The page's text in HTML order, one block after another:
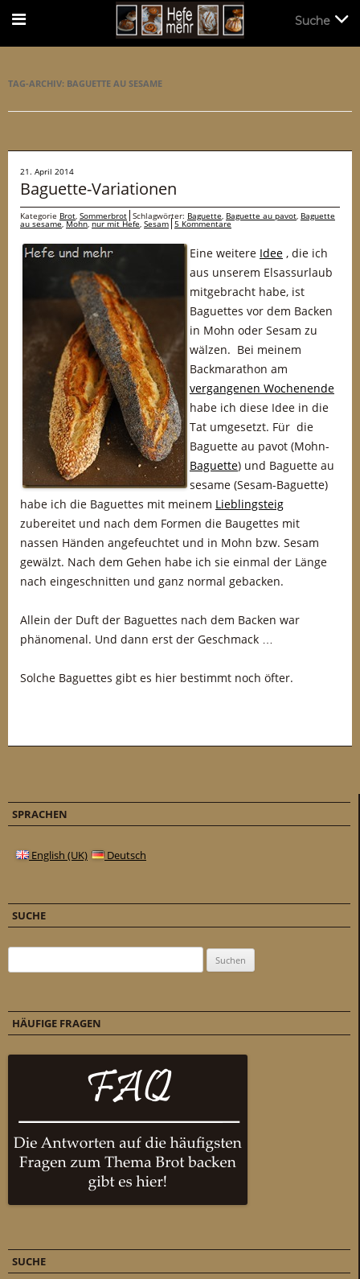
TAG-ARCHIV: BAGUETTE AU SESAME
21. April 2014
Baguette-Variationen
Kategorie Brot, Sommerbrot Schlagwörter: Baguette, Baguette au pavot, Baguette
au sesame,Mohn,nur mit Hefe, Sesam 5 Kommentare
Eine weitere Idee , die ich
aus unserem Elsassurlaub
mitgebracht habe, ist
Baguettes vor dem Backen
in Mohn oder Sesam zu
wälzen. Bei meinem
Backmarathon am
vergangenen Wochenende
habe ich diese Idee in die
Tat umgesetzt. Für die
Baguette au pavot (Mohn-
Baguette) und Baguette au
sesame (Sesam-Baguette)
habe ich die Baguettes mit meinem Lieblingsteig
zubereitet und nach dem Formen die Baugettes mit
nassen Händen angefeuchtet und in Mohn bzw. Sesam
gewälzt. Nach dem Gehen habe ich sie einmal der Länge
nach eingeschnitten und ganz normal gebacken.
Allein der Duft der Baguettes nach dem Backen war
phänomenal. Und dann erst der Geschmack …
Solche Baguettes gibt es hier bestimmt noch öfter.
SPRACHEN
English (UK) Deutsch
SUCHE
HÄUFIGE FRAGEN
SUCHE
Suche
Suche